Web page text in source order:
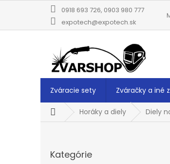
0918 693 726, 0903 980 777
expotech@expotech.sk
Zváracie sety Zváračky a iné
DomovHoráky a diely Diely
kategórie
Kategórie